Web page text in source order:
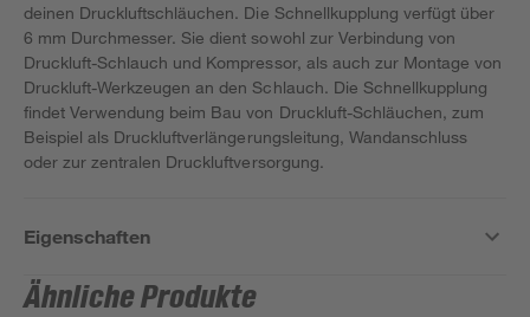
deinen Druckluftschläuchen. Die Schnellkupplung verfügt über
6 mm Durchmesser. Sie dient sowohl zur Verbindung von
Druckluft-Schlauch und Kompressor, als auch zur Montage von
Druckluft-Werkzeugen an den Schlauch. Die Schnellkupplung
findet Verwendung beim Bau von Druckluft-Schläuchen, zum
Beispiel als Druckluftverlängerungsleitung, Wandanschluss
oder zur zentralen Druckluftversorgung.
Eigenschaften
Ähnliche Produkte